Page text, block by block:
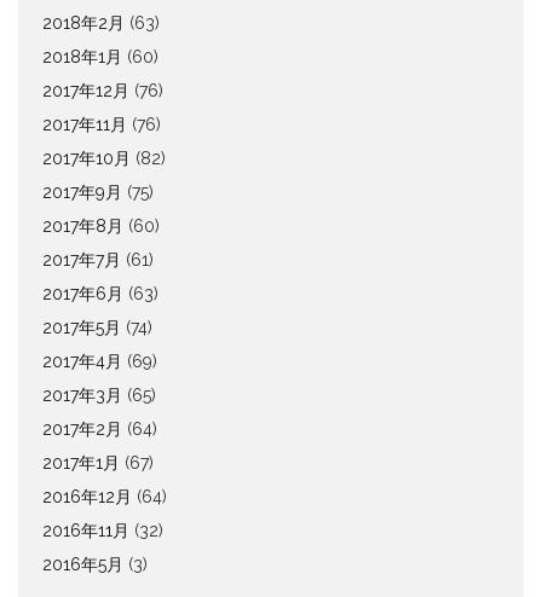
2018年2月 (63)
2018年1月 (60)
2017年12月 (76)
2017年11月 (76)
2017年10月 (82)
2017年9月 (75)
2017年8月 (60)
2017年7月 (61)
2017年6月 (63)
2017年5月 (74)
2017年4月 (69)
2017年3月 (65)
2017年2月 (64)
2017年1月 (67)
2016年12月 (64)
2016年11月 (32)
2016年5月 (3)